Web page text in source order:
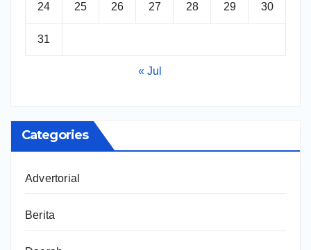
24 25 26 27 28 29 30
31
« Jul
Categories
Advertorial
Berita